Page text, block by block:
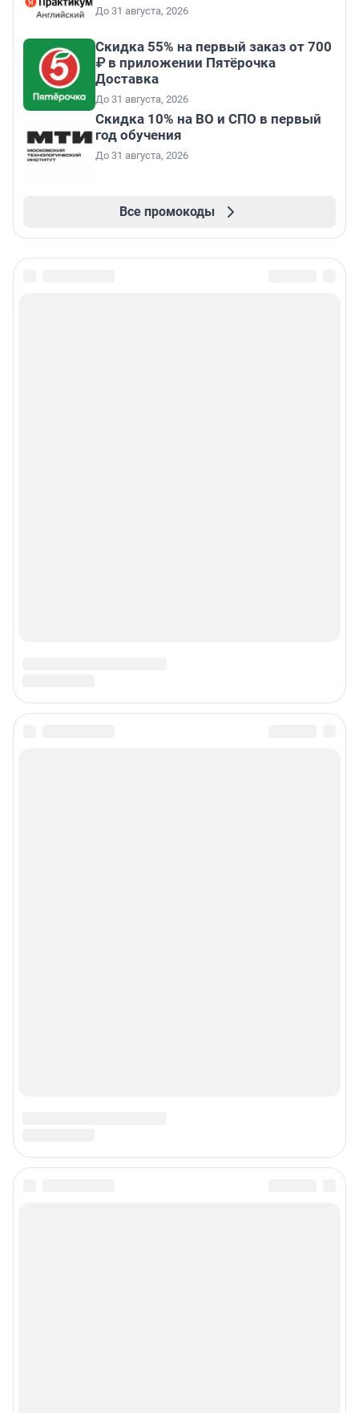
До 31 августа, 2026
Скидка 55% на первый заказ от 700
₽ в приложении Пятёрочка
Доставка
До 31 августа, 2026
Скидка 10% на ВО и СПО в первый
год обучения
До 31 августа, 2026
Все промокоды